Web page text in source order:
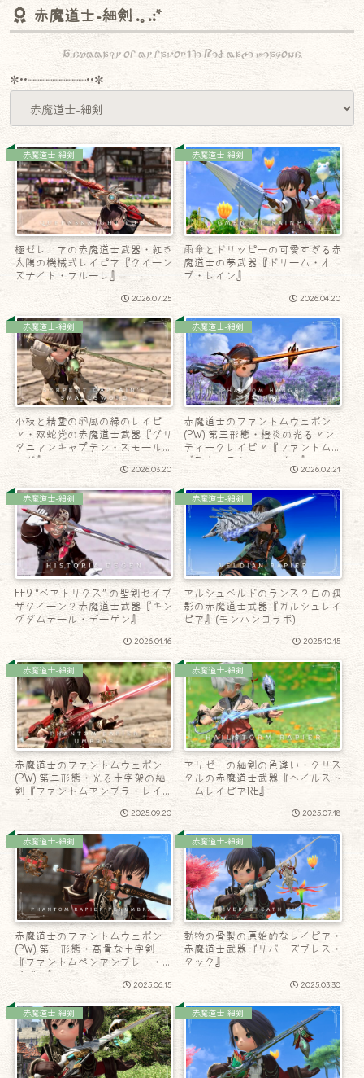
赤魔道士-細剣
A summary of my favorite Red mage weapons.
✼••┈┈┈┈┈┈┈┈┈••✼
赤魔道士-細剣
極ゼレニアの赤魔道士武器・紅き
太陽の機械式レイピア『クイーン
ズナイト・フルーレ』
2026.07.25
赤魔道士-細剣
雨傘とドリッピーの可愛すぎる赤
魔道士の夢武器『ドリーム・オ
ブ・レイン』
2026.04.20
赤魔道士-細剣
小枝と精霊の卵風の緑のレイピ
ア・双蛇党の赤魔道士武器『グリ
ダニアンキャプテン・スモールソ
ード』
2026.03.20
赤魔道士-細剣
赤魔道士のファントムウェポン
(PW) 第三形態・橙炎の光るアン
ティークレイピア『ファントムオ
ブスキュラム・ハンガー』
2026.02.21
赤魔道士-細剣
FF9 “ベアトリクス” の聖剣セイブ
ザクイーン？赤魔道士武器『キン
グダムテール・デーゲン』
2026.01.16
赤魔道士-細剣
アルシュベルドのランス？白の孤
影の赤魔道士武器『ガルシュレイ
ピア』(モンハンコラボ)
2025.10.15
赤魔道士-細剣
赤魔道士のファントムウェポン
(PW) 第二形態・光る十字架の細
剣『ファントムアンブラ・レイピ
ア』
2025.09.20
赤魔道士-細剣
アリゼーの細剣の色違い・クリス
タルの赤魔道士武器『ヘイルスト
ームレイピアRE』
2025.07.18
赤魔道士-細剣
赤魔道士のファントムウェポン
(PW) 第一形態・高貴な十字剣
『ファントムペンアンブレー・レ
イピア』
2025.06.15
赤魔道士-細剣
動物の骨製の原始的なレイピア・
赤魔道士武器『リバーズブレス・
タック』
2025.03.30
赤魔道士-細剣 赤魔道士-細剣